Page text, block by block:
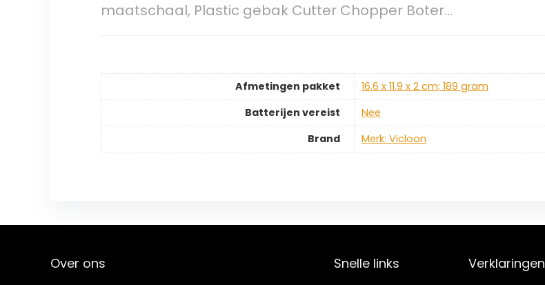
maatschaal, Plastic gebak Cutter Chopper Boter…
Afmetingen pakket
‎16.6 x 11.9 x 2 cm; 189 gram
Batterijen vereist
‎Nee
Brand
Merk: Vicloon
Over ons Snelle links Verklaringen